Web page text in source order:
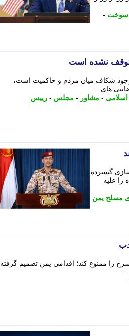
سوخت -
نشده است
شکاف میان مردم و حاکمیت است،
های ...
- مشاور - مجلس - رییس
گسترده
را علیه
مسلح یمن
را ممنوع کند؛ اقدامی یمن تصمیم گرفته